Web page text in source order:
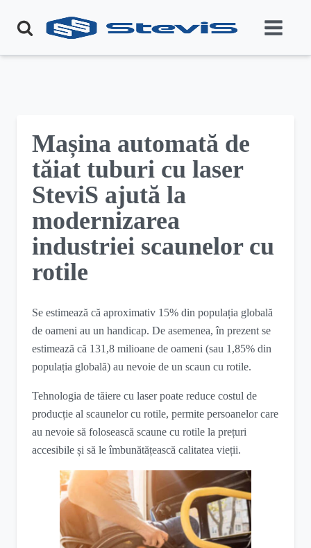
Mașina automată de
tăiat tuburi cu laser
SteviS ajută la
modernizarea
industriei scaunelor cu
rotile
Se estimează că aproximativ 15% din populația globală
de oameni au un handicap. De asemenea, în prezent se
estimează că 131,8 milioane de oameni (sau 1,85% din
populația globală) au nevoie de un scaun cu rotile.
Tehnologia de tăiere cu laser poate reduce costul de
producție al scaunelor cu rotile, permite persoanelor care
au nevoie să folosească scaune cu rotile la prețuri
accesibile și să le îmbunătățească calitatea vieții.